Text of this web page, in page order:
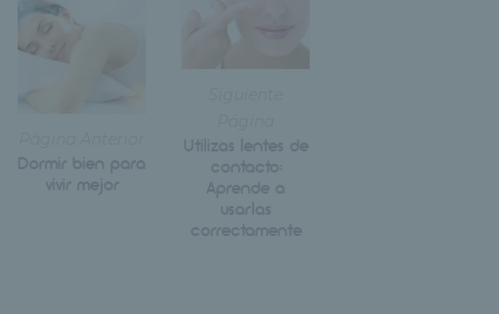
Dormir bien para
vivir mejor
Utilizas lentes de
contacto:
Aprende a
usarlas
correctamente